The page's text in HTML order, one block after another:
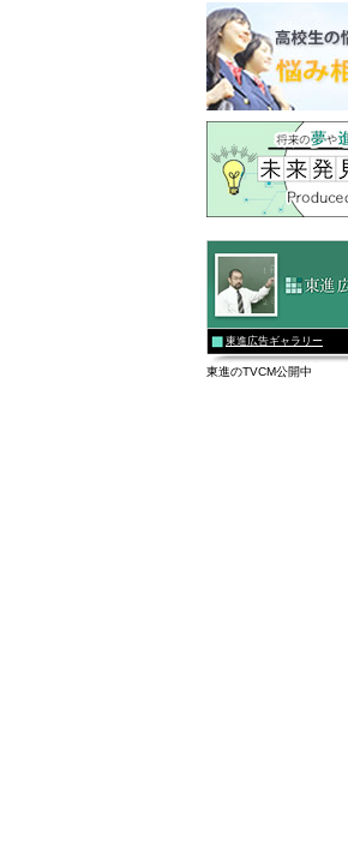
東進広告ギャラリー
東進のTVCM公開中